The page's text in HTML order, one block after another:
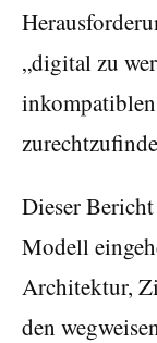
„digital zu
Dieser
Modell
Architektur,
den